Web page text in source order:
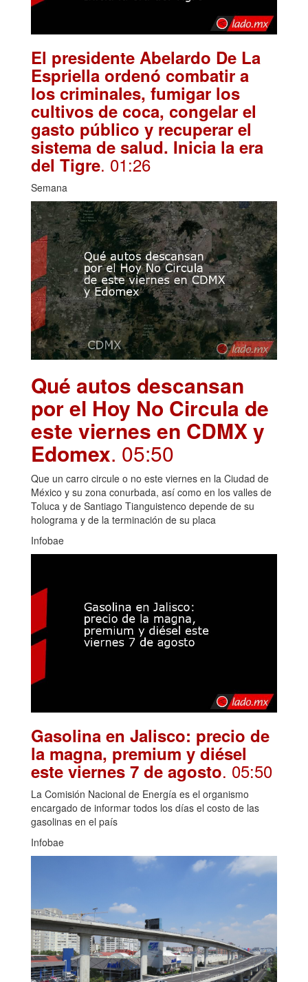
El presidente Abelardo De La
Espriella ordenó combatir a
los criminales, fumigar los
cultivos de coca, congelar el
gasto público y recuperar el
sistema de salud. Inicia la era
del Tigre. 01:26
Semana
Qué autos descansan
por el Hoy No Circula de
este viernes en CDMX y
Edomex. 05:50
Que un carro circule o no este viernes en la Ciudad de
México y su zona conurbada, así como en los valles de
Toluca y de Santiago Tianguistenco depende de su
holograma y de la terminación de su placa
Infobae
Gasolina en Jalisco: precio de
la magna, premium y diésel
este viernes 7 de agosto. 05:50
La Comisión Nacional de Energía es el organismo
encargado de informar todos los días el costo de las
gasolinas en el país
Infobae